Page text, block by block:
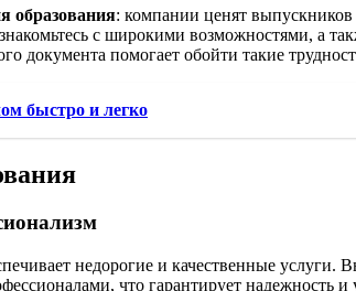
образования: компании ценят
с широкими возможностями, а
документа помогает обойти такие
быстро и легко
недорогие и качественные
что гарантирует